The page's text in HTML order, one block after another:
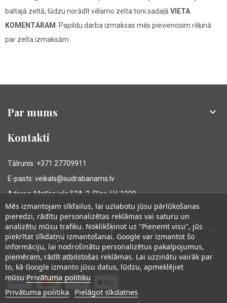
baltajā zeltā, lūdzu norādīt vēlamo zelta toni sadaļā VIETA
KOMENTĀRAM . Papildu darba izmaksas mēs pievienosim rēķinā
par zelta izmaksām.
Par mums 
Kontakti
Tālrunis: +371 27709911
E-pasts: veikals@sudrabanams.lv
Adrese: Matīsa iela 52A-2, Rīga, LV-1009
Informācija
Norēķinu iespējas
Mēs izmantojam sīkfailus, lai uzlabotu jūsu pārlūkošanas
pieredzi, rādītu personalizētas reklāmas vai saturu un
analizētu mūsu trafiku. Noklikšķinot uz "Pieņemt visu", jūs
piekrītat sīkdatņu izmantošanai. Google var izmantot šo
informāciju, lai nodrošinātu personalizētus pakalpojumus,
piemēram, rādīt atbilstošas reklāmas. Lai uzzinātu vairāk par
to, kā Google izmanto jūsu datus, lūdzu, apmeklējiet
mūsu Privātuma politiku
Privātuma politika Pielāgot sīkdatnes